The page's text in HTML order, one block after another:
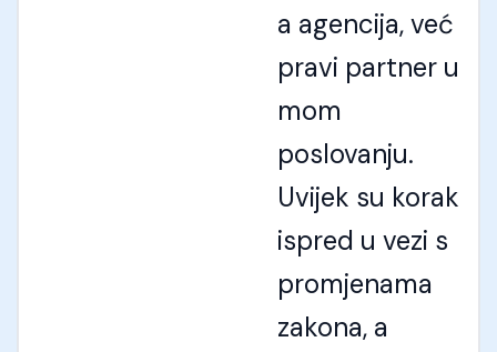
a agencija, već
pravi partner u
mom
poslovanju.
Uvijek su korak
ispred u vezi s
promjenama
zakona, a